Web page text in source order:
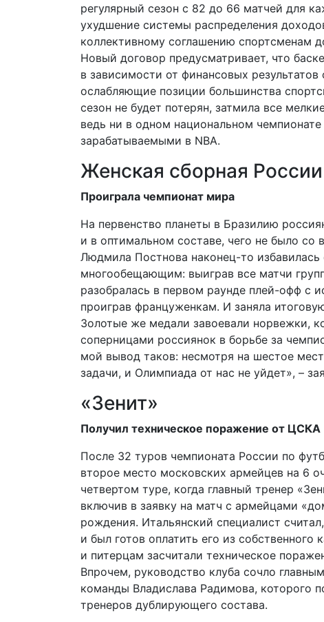
регулярный сезон с 82 до 66 матчей для
ухудшение системы распределения
коллективному соглашению спортсменам
Новый договор предусматривает, что
в зависимости от финансовых
ослабляющие позиции большинства
сезон не будет потерян, затмила все
ведь ни в одном национальном
зарабатываемыми в NBA.
Женская сборная
Проиграла чемпионат мира
На первенство планеты в Бразилию
и в оптимальном составе, чего не было
Людмила Постнова наконец-то
многообещающим: выиграв все матчи
разобралась в первом раунде плей-офф с
проиграв француженкам. И заняла
Золотые же медали завоевали норвежки,
соперницами россиянок в борьбе за
мой вывод таков: несмотря на шестое
задачи, и Олимпиада от нас не уйдет», –
«Зенит»
Получил техническое поражение от ЦСКА
После 32 туров чемпионата России по
второе место московских армейцев на 6
четвертом туре, когда главный тренер
включив в заявку на матч с армейцами
рождения. Итальян­ский специалист
и был готов оплатить его из
и питерцам засчитали техническое
Впрочем, руководство клуба сочло
команды Владислава Радимова, которого
тренеров дублирующего состава.